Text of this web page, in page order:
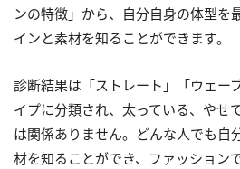
ンの特徴」から、自分自身の体型を
インと素材を知ることができます。
診断結果は「ストレート」「ウェー
イプに分類され、太っている、やせ
は関係ありません。どんな人でも自
材を知ることができ、ファッション